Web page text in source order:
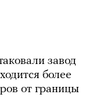
завод
более
от границы